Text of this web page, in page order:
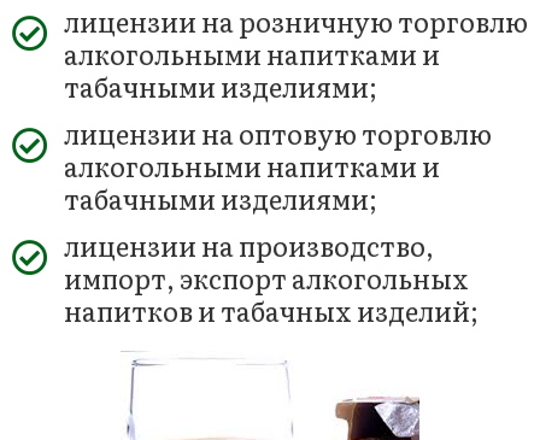
лицензии на розничную торговлю
алкогольными напитками и
табачными изделиями;
лицензии на оптовую торговлю
алкогольными напитками и
табачными изделиями;
лицензии на производство,
импорт, экспорт алкогольных
напитков и табачных изделий;